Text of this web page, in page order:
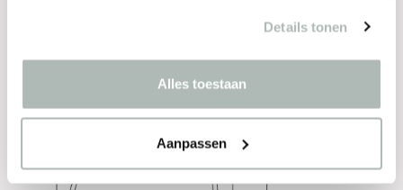
Details tonen
Alles toestaan
Aanpassen